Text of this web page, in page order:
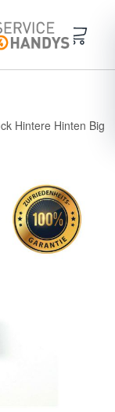
Hintere Hinten Big